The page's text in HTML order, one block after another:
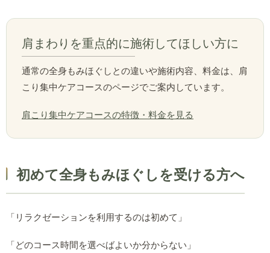
肩まわりを重点的に施術してほしい方に
通常の全身もみほぐしとの違いや施術内容、料金は、肩
こり集中ケアコースのページでご案内しています。
肩こり集中ケアコースの特徴・料金を見る
初めて全身もみほぐしを受ける方へ
「リラクゼーションを利用するのは初めて」
「どのコース時間を選べばよいか分からない」